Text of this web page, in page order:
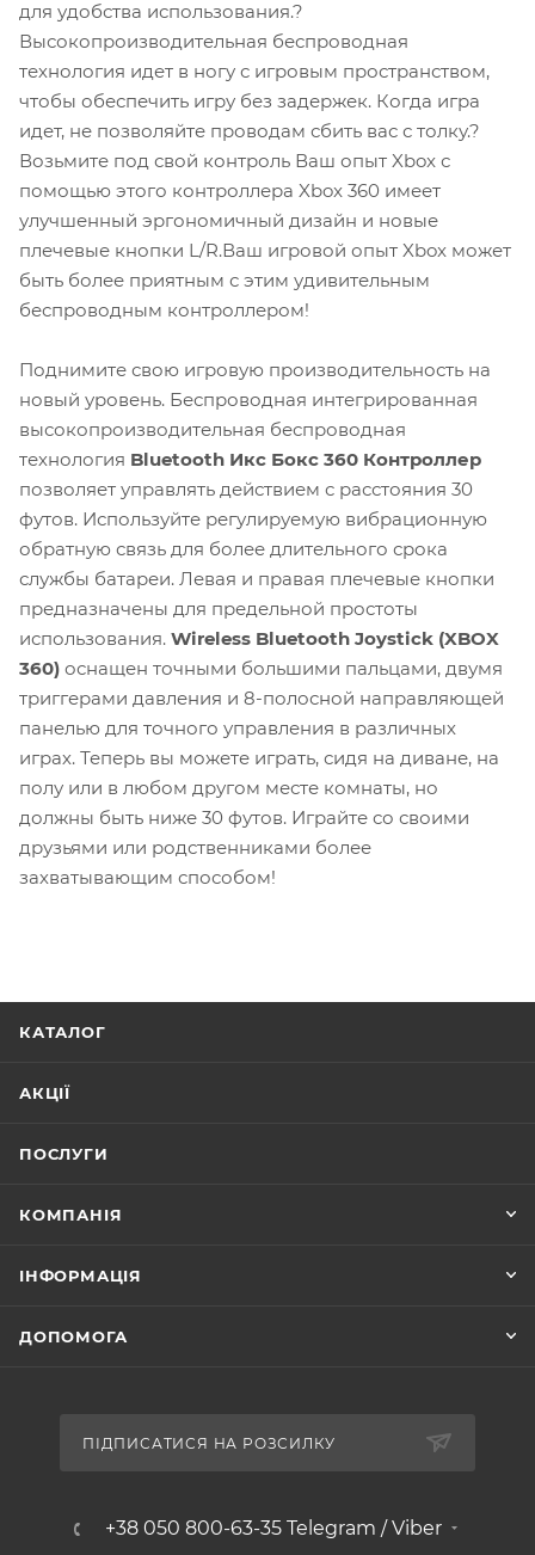
для удобства использования.?
Высокопроизводительная беспроводная
технология идет в ногу с игровым пространством,
чтобы обеспечить игру без задержек. Когда игра
идет, не позволяйте проводам сбить вас с толку.?
Возьмите под свой контроль Ваш опыт Xbox с
помощью этого контроллера Xbox 360 имеет
улучшенный эргономичный дизайн и новые
плечевые кнопки L/R.Ваш игровой опыт Xbox может
быть более приятным с этим удивительным
беспроводным контроллером!
Поднимите свою игровую производительность на
новый уровень. Беспроводная интегрированная
высокопроизводительная беспроводная
технология Bluetooth Икс Бокс 360 Контроллер
позволяет управлять действием с расстояния 30
футов. Используйте регулируемую вибрационную
обратную связь для более длительного срока
службы батареи. Левая и правая плечевые кнопки
предназначены для предельной простоты
использования. Wireless Bluetooth Joystick (XBOX
360) оснащен точными большими пальцами, двумя
триггерами давления и 8-полосной направляющей
панелью для точного управления в различных
играх. Теперь вы можете играть, сидя на диване, на
полу или в любом другом месте комнаты, но
должны быть ниже 30 футов. Играйте со своими
друзьями или родственниками более
захватывающим способом!
КАТАЛОГ
АКЦІЇ
ПОСЛУГИ
КОМПАНІЯ
ІНФОРМАЦІЯ
ДОПОМОГА
ПІДПИСАТИСЯ НА РОЗСИЛКУ
+38 050 800-63-35 Telegram / Viber